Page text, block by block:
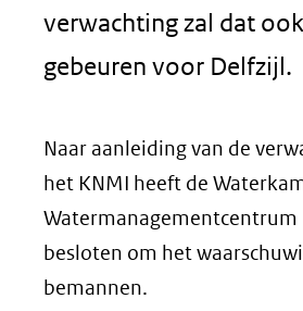
verwachting zal dat
gebeuren voor Delfzijl.
Naar aanleiding van de
het KNMI heeft de
Watermanagementcentrum
besloten om het
bemannen.